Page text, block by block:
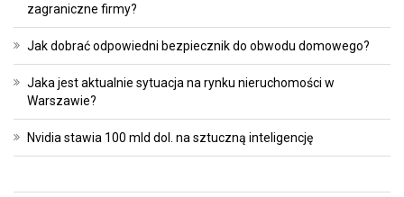
zagraniczne firmy?
Jak dobrać odpowiedni bezpiecznik do obwodu domowego?
Jaka jest aktualnie sytuacja na rynku nieruchomości w
Warszawie?
Nvidia stawia 100 mld dol. na sztuczną inteligencję